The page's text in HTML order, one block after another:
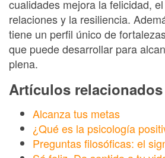
cualidades mejora la felicidad,
relaciones y la resiliencia.
tiene un perfil único de
que puede desarrollar para
plena.
Artículos relacionados
Alcanza tus metas
¿Qué es la psicología
Preguntas filosóficas: el